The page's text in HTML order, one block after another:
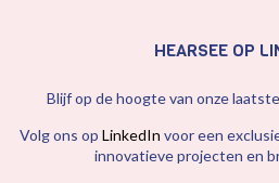
HEARSEE OP
Blijf op de hoogte van onze
Volg ons op LinkedIn voor een
innovatieve projecten en